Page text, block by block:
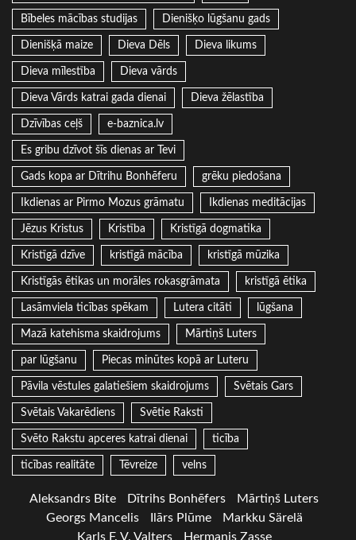
Bībeles mācības studijas Dienišķo lūgšanu gads
Dienišķā maize Dieva Dēls Dieva likums
Dieva mīlestība Dieva vārds
Dieva Vārds katrai gada dienai Dieva žēlastība
Dzīvības ceļš e-baznica.lv
Es gribu dzīvot šīs dienas ar Tevi
Gads kopa ar Dītrihu Bonhēferu grēku piedošana
Ikdienas ar Pirmo Mozus grāmatu Ikdienas meditācijas
Jēzus Kristus Kristība Kristīgā dogmatika
Kristīgā dzīve kristīgā mācība kristīgā mūzika
Kristīgās ētikas un morāles rokasgrāmata kristīgā ētika
Lasāmviela ticības spēkam Lutera citāti lūgšana
Mazā katehisma skaidrojums Mārtiņš Luters
par lūgšanu Piecas minūtes kopā ar Luteru
Pāvila vēstules galatiešiem skaidrojums Svētais Gars
Svētais Vakarēdiens Svētie Raksti
Svēto Rakstu apceres katrai dienai ticība
ticības realitāte Tēvreize velns
Aleksandrs Bite Dītrihs Bonhēfers
Mārtiņš Luters
Georgs Mancelis
Ilārs Plūme
Markku Särelä
Karls F. V. Valters
Hermanis Zasse